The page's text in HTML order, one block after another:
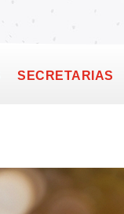
SECRETARIAS